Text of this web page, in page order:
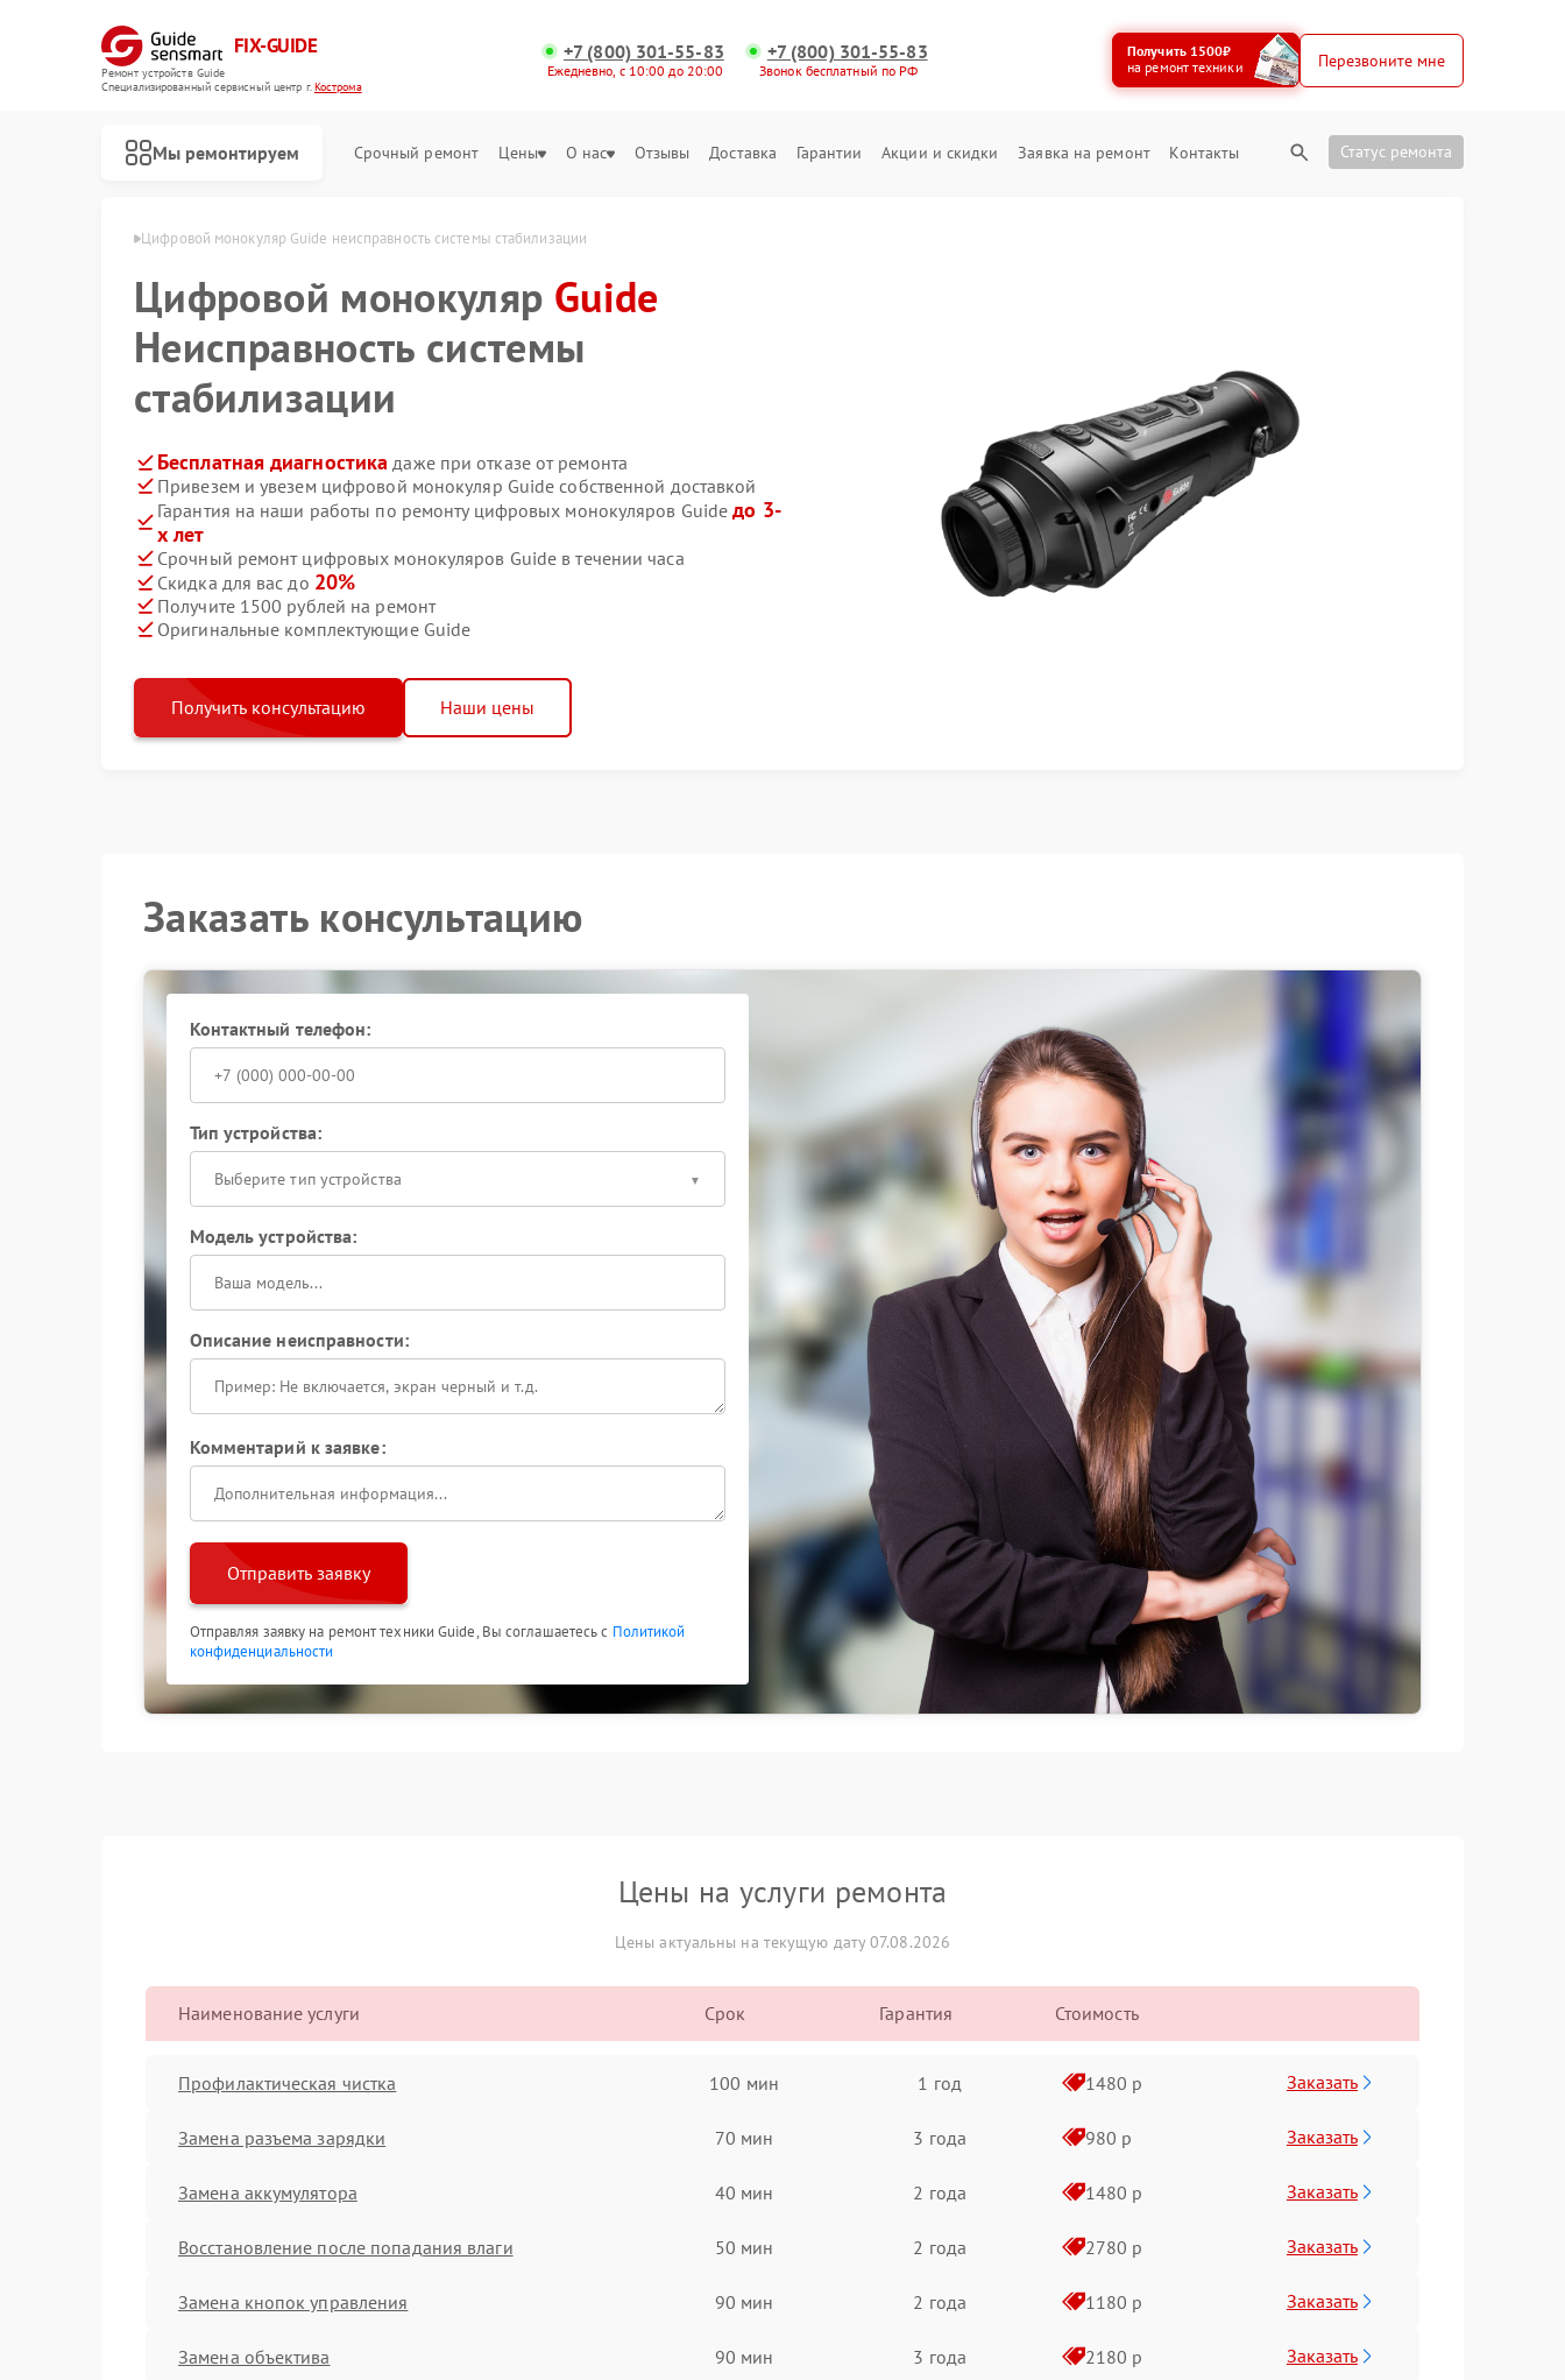
FIX-GUIDE
Ремонт устройств Guide
Специализированный cервисный центр г.Кострома
+7 (800) 301-55-83
Ежедневно, с 10:00 до 20:00
+7 (800) 301-55-83
Звонок бесплатный по РФ
Получить 1500₽
на ремонт техники
Перезвоните мне
Мы ремонтируем Срочный ремонт Цены О нас Отзывы Доставка Гарантии Акции и скидки Заявка на ремонт Контакты Статус ремонта
Guide в Костроме Цифровой монокуляр Guide неисправность системы стабилизации
Цифровой монокуляр Guide
Неисправность системы
стабилизации
Бесплатная диагностика даже при отказе от ремонта
Привезем и увезем цифровой монокуляр Guide собственной доставкой
Гарантия на наши работы по ремонту цифровых монокуляров Guideдо 3-
х лет
Срочный ремонт цифровых монокуляров Guide в течении часа
Скидка для вас до 20%
Получите 1500 рублей на ремонт
Оригинальные комплектующие Guide
Получить консультацию Наши цены
Заказать консультацию
Контактный телефон:
Тип устройства:
Выберите тип устройства
Модель устройства:
Описание неисправности:
Комментарий к заявке:
Отправить заявку
Отправляя заявку на ремонт техники Guide, Вы соглашаетесь с Политикой
конфиденциальности
Цены на услуги ремонта
Цены актуальны на текущую дату 07.08.2026
Наименование услуги Срок Гарантия Стоимость
Профилактическая чистка 100 мин 1 год 1480 р Заказать
Замена разъема зарядки 70 мин 3 года 980 р Заказать
Замена аккумулятора 40 мин 2 года 1480 р Заказать
Восстановление после попадания влаги 50 мин 2 года 2780 р Заказать
Замена кнопок управления 90 мин 2 года 1180 р Заказать
Замена объектива 90 мин 3 года 2180 р Заказать